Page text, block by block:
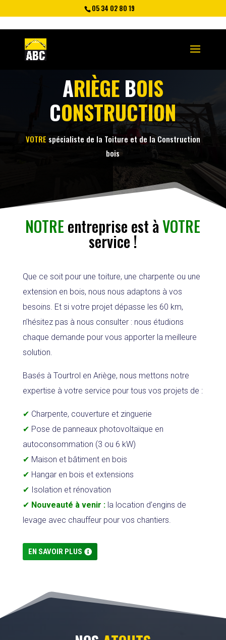
05 34 02 80 19
ARIÈGE BOIS
CONSTRUCTION
VOTRE spécialiste de la Toiture et de la Construction
bois
NOTRE entreprise est àVOTRE
service !
Que ce soit pour une toiture, une charpente ou une
extension en bois, nous nous adaptons à vos
besoins. Et si votre projet dépasse les 60 km,
n’hésitez pas à nous consulter : nous étudions
chaque demande pour vous apporter la meilleure
solution.
Basés à Tourtrol en Ariège, nous mettons notre
expertise à votre service pour tous vos projets de :
✔ Charpente, couverture et zinguerie
✔ Pose de panneaux photovoltaïque en
autoconsommation (3 ou 6 kW)
✔ Maison et bâtiment en bois
✔ Hangar en bois et extensions
✔ Isolation et rénovation
✔ Nouveauté à venir :la location d’engins de
levage avec chauffeur pour vos chantiers.
EN SAVOIR PLUS